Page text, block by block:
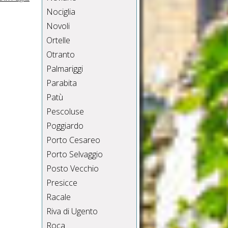
Nociglia
Novoli
Ortelle
Otranto
Palmariggi
Parabita
Patù
Pescoluse
Poggiardo
Porto Cesareo
Porto Selvaggio
Posto Vecchio
Presicce
Racale
Riva di Ugento
Roca